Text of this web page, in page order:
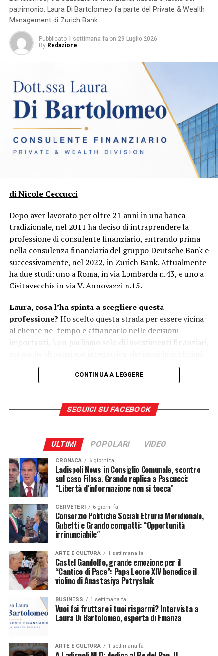
Post Views: 1.402
RELATED TOPICS: BLUE MARLIN FEATURED LADISPOLI
DA NON PERDERE
Nicole Ceccucci
patrimonio. Laura Di Bartolomeo fa parte del Private & Wealth
Management di Zurich Bank.
Pubblicato 1 settimana fa on 29 Luglio 2026
By Redazione
di Nicole Ceccucci
Dopo aver lavorato per oltre 21 anni in una banca
tradizionale, nel 2011 ha deciso di intraprendere la
professione di consulente finanziario, entrando prima
nella consulenza finanziaria del gruppo Deutsche Bank e
successivamente, nel 2022, in Zurich Bank. Attualmente
ha due studi: uno a Roma, in via Lombarda n.43, e uno a
Civitavecchia in via V. Annovazzi n.15.
Laura, cosa l’ha spinta a scegliere questa
professione? Ho scelto questa strada per essere vicina
al cliente nel tempo e affiancarlo nelle decisioni
importanti. Non parliamo solo di investimenti finanziari,
che riguardano i figli, scelta della tipologia di mutuo più
adatta alle esigenze personali e familiari, fino al
nella mia visione, non è quindi un’attività limitata alla
gestione degli investimenti, ma un percorso più ampio,
comprensione delle sue necessità.
Quali sono gli aspetti più importanti del suo lavoro?
In questo lavoro sono molti gli aspetti da tenere in
considerazione. Per svolgerlo nel miglior modo possibile
è fondamentale abbinare la conoscenza dei mercati al
rapporto di fiducia con il cliente. Un punto centrale del
mio metodo è l’educazione finanziaria. Per me è
importante che ogni cliente comprenda ciò che
sottoscrive, le caratteristiche degli strumenti scelti e i
relativi rischi. La consapevolezza diventa così parte
integrante della consulenza. Per questo motivo,
organizzo spesso incontri direttamente con le case di
gestione, durante i quali vengono affrontati temi legati
ai mercati, agli investimenti e alla comprensione dei
rischi.
Di recente, ad esempio, è stato organizzato un evento
con la casa di gestione Pictet, che ha avuto un ottimo
CONTINUA A LEGGERE
SEGUICI SU FACEBOOK
ULTIMI POPOLARI VIDEO
CRONACA 6 giorni fa
Ladispoli News in Consiglio Comunale, scontro
sul caso Filosa. Grando replica a Pascucci:
“Libertà d’informazione non si tocca”
CERVETERI 6 giorni fa
Consorzio Politiche Sociali Etruria Meridionale,
Gubetti e Grando compatti: “Opportunità
irrinunciabile“
ARTE E CULTURA 1 settimana fa
Castel Gandolfo, grande emozione per il
“Cantico di Pace”: Papa Leone XIV benedice il
violino di Anastasiya Petryshak
BUSINESS 1 settimana fa
Vuoi fai fruttare i tuoi risparmi? Intervista a
Laura Di Bartolomeo, esperta di Finanza
ARTE E CULTURA 1 settimana fa